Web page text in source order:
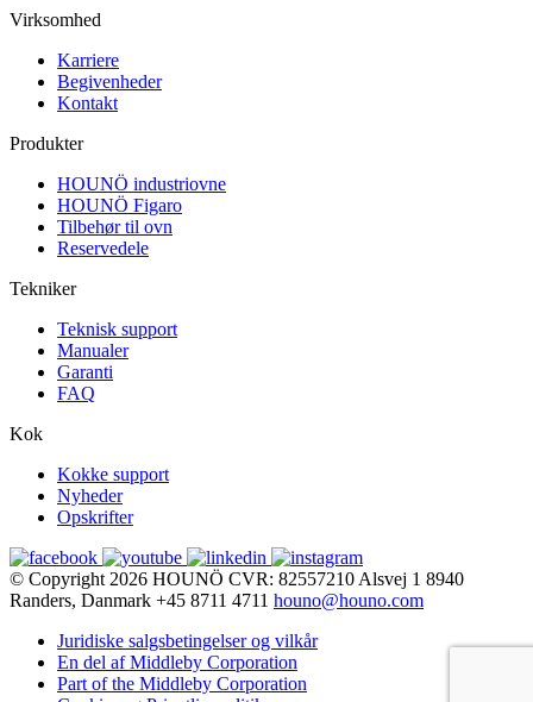
Virksomhed
Karriere
Begivenheder
Kontakt
Produkter
HOUNÖ industriovne
HOUNÖ Figaro
Tilbehør til ovn
Reservedele
Tekniker
Teknisk support
Manualer
Garanti
FAQ
Kok
Kokke support
Nyheder
Opskrifter
© Copyright 2026 HOUNÖ CVR: 82557210 Alsvej 1 8940
Randers, Danmark +45 8711 4711 houno@houno.com
Juridiske salgsbetingelser og vilkår
En del af Middleby Corporation
Part of the Middleby Corporation